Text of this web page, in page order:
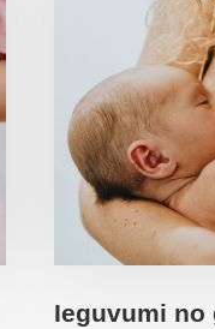
Ieguvumi no